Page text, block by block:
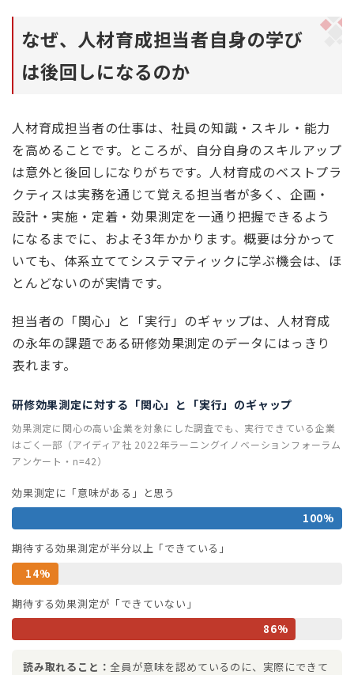
なぜ、人材育成担当者自身の学び
は後回しになるのか
人材育成担当者の仕事は、社員の知識・スキル・能力
を高めることです。ところが、自分自身のスキルアップ
は意外と後回しになりがちです。人材育成のベストプラ
クティスは実務を通じて覚える担当者が多く、企画・
設計・実施・定着・効果測定を一通り把握できるよう
になるまでに、およそ3年かかります。概要は分かって
いても、体系立ててシステマティックに学ぶ機会は、ほ
とんどないのが実情です。
担当者の「関心」と「実行」のギャップは、人材育成
の永年の課題である研修効果測定のデータにはっきり
表れます。
研修効果測定に対する「関心」と「実行」のギャップ
効果測定に関心の高い企業を対象にした調査でも、実行できている企業
はごく一部（アイディア社 2022年ラーニングイノベーションフォーラム
アンケート・n=42）
効果測定に「意味がある」と思う
100%
期待する効果測定が半分以上「できている」
14%
期待する効果測定が「できていない」
86%
読み取れること：全員が意味を認めているのに、実際にできて